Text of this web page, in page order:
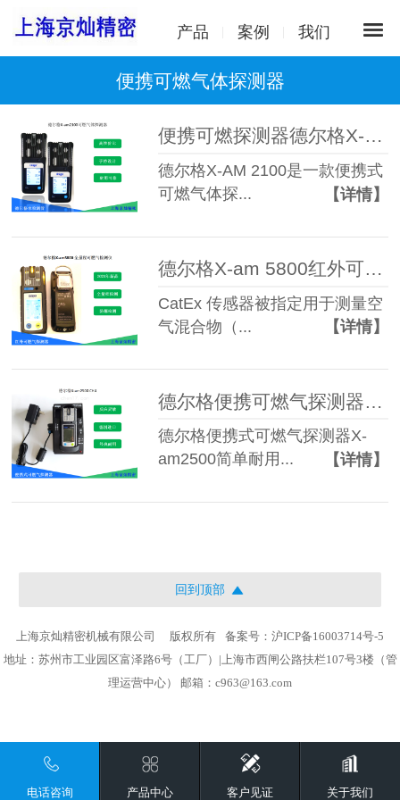
产品 案例 我们
便携可燃气体探测器
便携可燃探测器德尔格X-AM2100
德尔格X-AM 2100是一款便携式
可燃气体探...
【详情】
德尔格X-am 5800红外可燃气体检测仪 原装正品极速报价
CatEx 传感器被指定用于测量空
气混合物（...
【详情】
德尔格便携式可燃气探测器X-
am2500简单耐用...
【详情】
回到顶部
上海京灿精密机械有限公司 版权所有
备案号：沪ICP备16003714号-5
地址：苏州市工业园区富泽路6号（工厂）|上海市西闸公路扶栏107号3楼（管
理运营中心） 邮箱：c963@163.com
电话咨询 产品中心 客户见证 关于我们